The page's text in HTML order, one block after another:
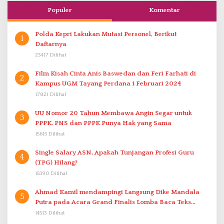
Populer Komentar
1
Polda Kepri Lakukan Mutasi Personel, Berikut
Daftarnya
23417 Dilihat
2
Film Kisah Cinta Anis Baswedan dan Feri Farhati di
Kampus UGM Tayang Perdana 1 Februari 2024
17821 Dilihat
3
UU Nomor 20 Tahun Membawa Angin Segar untuk
PPPK. PNS dan PPPK Punya Hak yang Sama
15615 Dilihat
4
Single Salary ASN, Apakah Tunjangan Profesi Guru
(TPG) Hilang?
15390 Dilihat
5
Ahmad Kamil mendampingi Langsung Dike Mandala
Putra pada Acara Grand Finalis Lomba Baca Teks
Proklamasi Mirip Bung Karno di Bali
14513 Dilihat